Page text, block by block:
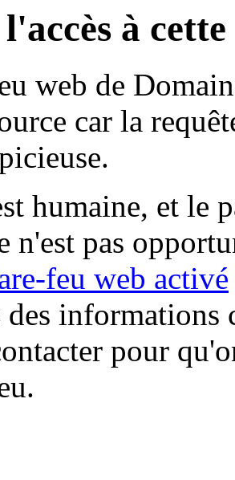
à
web de
car la
humaine, et le
n'est pas
feu web activé
informations
pour